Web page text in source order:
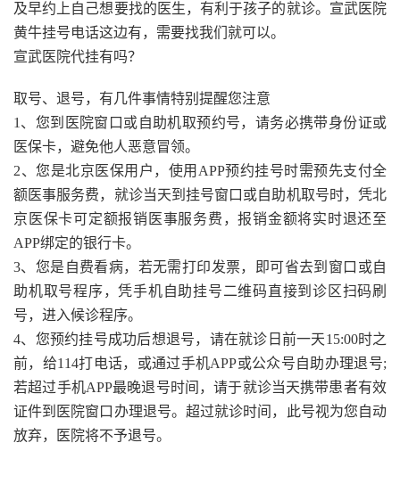
及早约上自己想要找的医生，有利于孩子的就诊。宣武医院
黄牛挂号电话这边有，需要找我们就可以。
宣武医院代挂有吗？
取号、退号，有几件事情特别提醒您注意
1、您到医院窗口或自助机取预约号，请务必携带身份证或
医保卡，避免他人恶意冒领。
2、您是北京医保用户，使用APP预约挂号时需预先支付全
额医事服务费，就诊当天到挂号窗口或自助机取号时，凭北
京医保卡可定额报销医事服务费，报销金额将实时退还至
APP绑定的银行卡。
3、您是自费看病，若无需打印发票，即可省去到窗口或自
助机取号程序，凭手机自助挂号二维码直接到诊区扫码刷
号，进入候诊程序。
4、您预约挂号成功后想退号，请在就诊日前一天15:00时之
前，给114打电话，或通过手机APP或公众号自助办理退号;
若超过手机APP最晚退号时间，请于就诊当天携带患者有效
证件到医院窗口办理退号。超过就诊时间，此号视为您自动
放弃，医院将不予退号。